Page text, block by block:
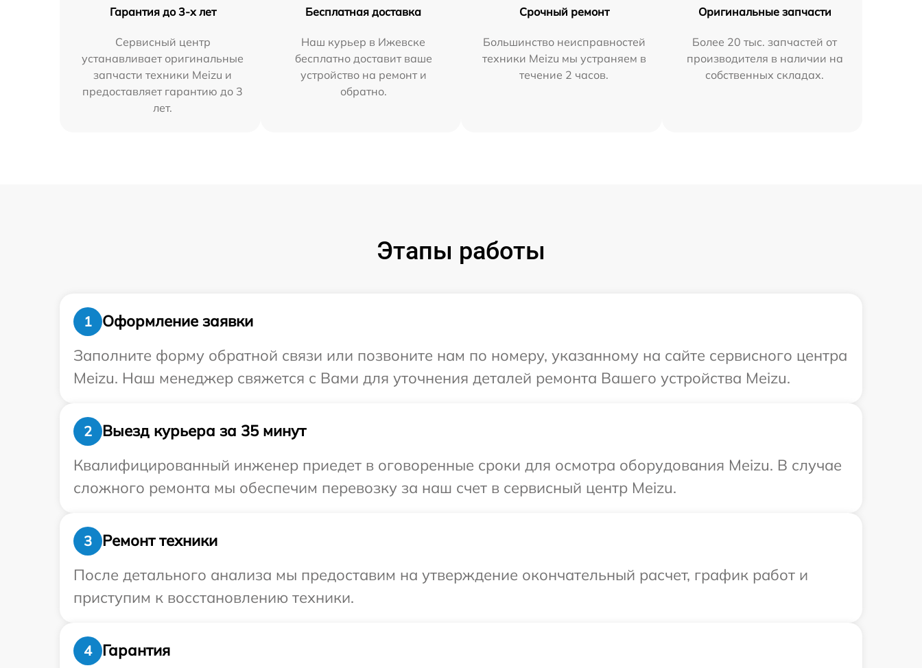
Гарантия до 3-х лет
Сервисный центр
устанавливает оригинальные
запчасти техники Meizu и
предоставляет гарантию до 3
лет.
Бесплатная доставка
Наш курьер в Ижевске
бесплатно доставит ваше
устройство на ремонт и
обратно.
Срочный ремонт
Большинство неисправностей
техники Meizu мы устраняем в
течение 2 часов.
Оригинальные запчасти
Более 20 тыс. запчастей от
производителя в наличии на
собственных складах.
Этапы работы
1
Оформление заявки
Заполните форму обратной связи или позвоните нам по номеру, указанному на сайте сервисного центра
Meizu. Наш менеджер свяжется с Вами для уточнения деталей ремонта Вашего устройства Meizu.
2
Выезд курьера за 35 минут
Квалифицированный инженер приедет в оговоренные сроки для осмотра оборудования Meizu. В случае
сложного ремонта мы обеспечим перевозку за наш счет в сервисный центр Meizu.
3
Ремонт техники
После детального анализа мы предоставим на утверждение окончательный расчет, график работ и
приступим к восстановлению техники.
4
Гарантия